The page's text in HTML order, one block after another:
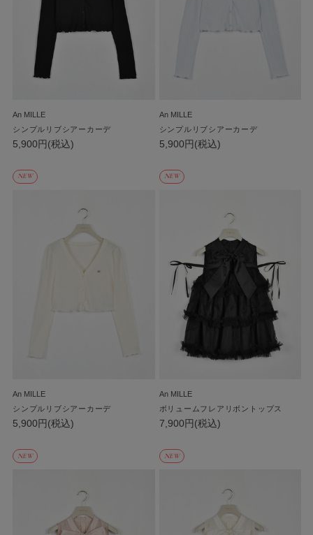
An MILLE
シンプルリブシアーカーデ
5,900円(税込)
An MILLE
シンプルリブシアーカーデ
5,900円(税込)
NEW
An MILLE
シンプルリブシアーカーデ
5,900円(税込)
NEW
An MILLE
ボリュームフレアリボントップス
7,900円(税込)
NEW NEW